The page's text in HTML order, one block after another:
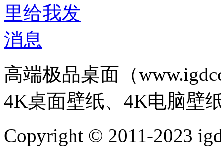
高端极品桌面（
4K桌面壁纸、4K电脑壁
Copyright © 2011-2023